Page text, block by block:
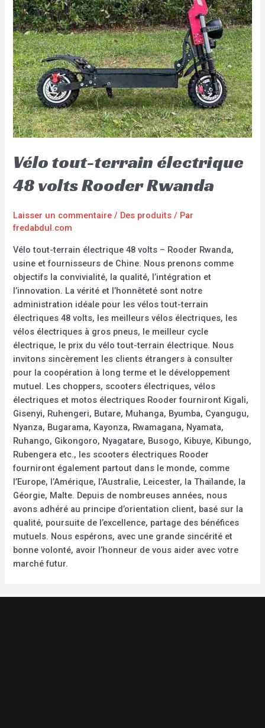
Vélo tout-terrain électrique
48 volts Rooder Rwanda
Laisser un commentaire / Des produits / Par
fredabdul.com
Vélo tout-terrain électrique 48 volts – Rooder Rwanda,
usine et fournisseurs de Chine. Nous prenons comme
objectifs la convivialité, la qualité, l’intégration et
l’innovation. La vérité et l’honnêteté sont notre
administration idéale pour les vélos tout-terrain
électriques 48 volts, les meilleurs vélos électriques, les
vélos électriques à gros pneus, le meilleur cycle
électrique, le prix du vélo tout-terrain électrique. Nous
invitons sincèrement les clients étrangers à consulter
pour la coopération à long terme et le développement
mutuel. Les choppers, scooters électriques, vélos
électriques et motos électriques Rooder fourniront Kigali,
Gisenyi, Ruhengeri, Butare, Muhanga, Byumba, Cyangugu,
Nyanza, Bugarama, Kayonza, Rwamagana, Nyamata,
Ruhango, Gikongoro, Nyagatare, Busogo, Kibuye, Kibungo,
Rubengera etc., les scooters électriques Rooder
fourniront également partout dans le monde, comme
l’Europe, l’Amérique, l’Australie, Leicester, la Thaïlande, la
Géorgie, Malte. Depuis de nombreuses années, nous
avons adhéré au principe d’orientation client, basé sur la
qualité, poursuite de l’excellence, partage des bénéfices
mutuels. Nous espérons, avec une grande sincérité et
bonne volonté, avoir l’honneur de vous aider avec votre
marché futur.